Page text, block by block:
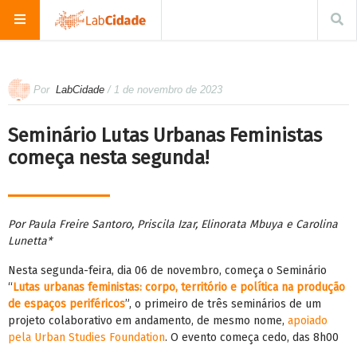
Por LabCidade / 1 de novembro de 2023
Seminário Lutas Urbanas Feministas
começa nesta segunda!
Por Paula Freire Santoro, Priscila Izar, Elinorata Mbuya e Carolina
Lunetta*
Nesta segunda-feira, dia 06 de novembro, começa o Seminário
“Lutas urbanas feministas: corpo, território e política na produção
de espaços periféricos”, o primeiro de três seminários de um
projeto colaborativo em andamento, de mesmo nome, apoiado
pela Urban Studies Foundation. O evento começa cedo, das 8h00